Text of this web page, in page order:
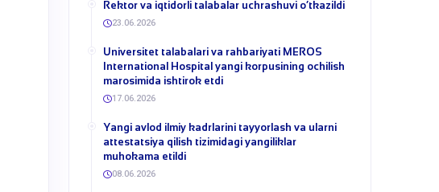
​Rektor va iqtidorli talabalar uchrashuvi o‘tkazildi
23.06.2026
Universitet talabalari va rahbariyati MEROS
International Hospital yangi korpusining ochilish
marosimida ishtirok etdi
17.06.2026
Yangi avlod ilmiy kadrlarini tayyorlash va ularni
attestatsiya qilish tizimidagi yangiliklar
muhokama etildi
08.06.2026